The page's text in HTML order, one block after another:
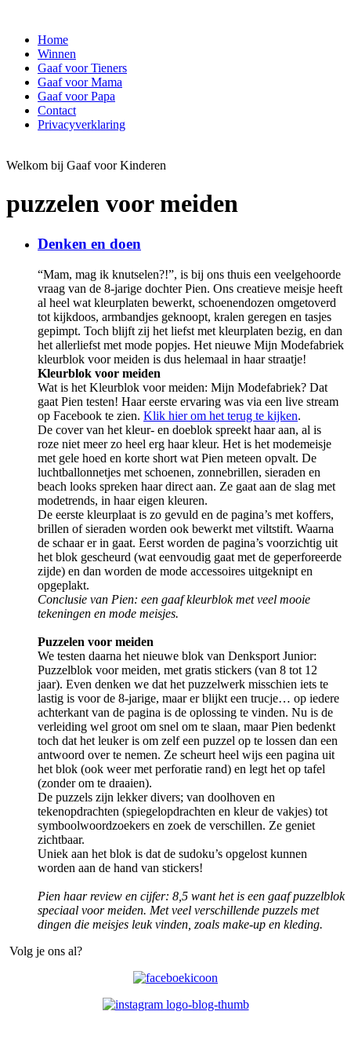
Home
Winnen
Gaaf voor Tieners
Gaaf voor Mama
Gaaf voor Papa
Contact
Privacyverklaring
Welkom bij Gaaf voor Kinderen
puzzelen voor meiden
Denken en doen
“Mam, mag ik knutselen?!”, is bij ons thuis een veelgehoorde
vraag van de 8-jarige dochter Pien. Ons creatieve meisje heeft
al heel wat kleurplaten bewerkt, schoenendozen omgetoverd
tot kijkdoos, armbandjes geknoopt, kralen geregen en tasjes
gepimpt. Toch blijft zij het liefst met kleurplaten bezig, en dan
het allerliefst met mode popjes. Het nieuwe Mijn Modefabriek
kleurblok voor meiden is dus helemaal in haar straatje!
Kleurblok voor meiden
Wat is het Kleurblok voor meiden: Mijn Modefabriek? Dat
gaat Pien testen! Haar eerste ervaring was via een live stream
op Facebook te zien. Klik hier om het terug te kijken.
De cover van het kleur- en doeblok spreekt haar aan, al is
roze niet meer zo heel erg haar kleur. Het is het modemeisje
met gele hoed en korte short wat Pien meteen opvalt. De
luchtballonnetjes met schoenen, zonnebrillen, sieraden en
beach looks spreken haar direct aan. Ze gaat aan de slag met
modetrends, in haar eigen kleuren.
De eerste kleurplaat is zo gevuld en de pagina’s met koffers,
brillen of sieraden worden ook bewerkt met viltstift. Waarna
de schaar er in gaat. Eerst worden de pagina’s voorzichtig uit
het blok gescheurd (wat eenvoudig gaat met de geperforeerde
zijde) en dan worden de mode accessoires uitgeknipt en
opgeplakt.
Conclusie van Pien: een gaaf kleurblok met veel mooie
tekeningen en mode meisjes.
Puzzelen voor meiden
We testen daarna het nieuwe blok van Denksport Junior:
Puzzelblok voor meiden, met gratis stickers (van 8 tot 12
jaar). Even denken we dat het puzzelwerk misschien iets te
lastig is voor de 8-jarige, maar er blijkt een trucje… op iedere
achterkant van de pagina is de oplossing te vinden. Nu is de
verleiding wel groot om snel om te slaan, maar Pien bedenkt
toch dat het leuker is om zelf een puzzel op te lossen dan een
antwoord over te nemen. Ze scheurt heel wijs een pagina uit
het blok (ook weer met perforatie rand) en legt het op tafel
(zonder om te draaien).
De puzzels zijn lekker divers; van doolhoven en
tekenopdrachten (spiegelopdrachten en kleur de vakjes) tot
symboolwoordzoekers en zoek de verschillen. Ze geniet
zichtbaar.
Uniek aan het blok is dat de sudoku’s opgelost kunnen
worden aan de hand van stickers!
Pien haar review en cijfer: 8,5 want het is een gaaf puzzelblok
speciaal voor meiden. Met veel verschillende puzzels met
dingen die meisjes leuk vinden, zoals make-up en kleding.
Volg je ons al?